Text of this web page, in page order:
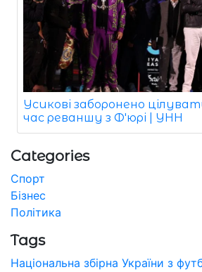
Усикові заборонено
час реваншу з Ф'юрі | УНН
Categories
Спорт
Бізнес
Політика
Tags
Національна збірна України з